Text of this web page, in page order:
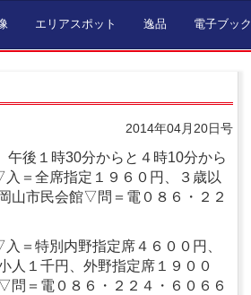
エリアスポット 逸品 電子ブック
2014年04月20日号
後１時30分からと４時10分から
＝全席指定１９６０円、３歳以
山市民会館▽問＝電０８６・２２
＝特別内野指定席４６００円、
人１千円、外野指定席１９００
＝電０８６・２２４・６０６６